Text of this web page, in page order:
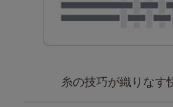
糸の技巧が織りなす